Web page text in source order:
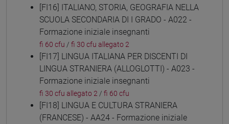
[FI16] ITALIANO, STORIA, GEOGRAFIA NELLA
SCUOLA SECONDARIA DI I GRADO - A022 -
Formazione iniziale insegnanti
fi 60 cfu / fi 30 cfu allegato 2
[FI17] LINGUA ITALIANA PER DISCENTI DI
LINGUA STRANIERA (ALLOGLOTTI) - A023 -
Formazione iniziale insegnanti
fi 30 cfu allegato 2 / fi 60 cfu
[FI18] LINGUA E CULTURA STRANIERA
(FRANCESE) - AA24 - Formazione iniziale